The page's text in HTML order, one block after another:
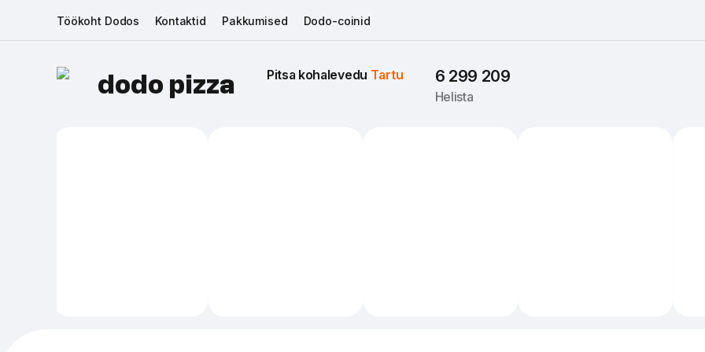
Töökoht Dodos Kontaktid Pakkumised Dodo-coinid
dodo pizza Pitsa kohalevedu Tartu 6 299 209
Helista